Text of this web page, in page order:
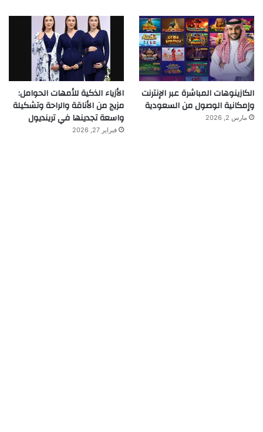
الكازينوهات المباشرة عبر الإنترنت
وإمكانية الوصول من السعودية
مارس 2, 2026
الأزياء الذكية للأمهات الحوامل:
مزيج من الأناقة والراحة وتشكيلة
واسعة تجدينها في ترينديول
فبراير 27, 2026